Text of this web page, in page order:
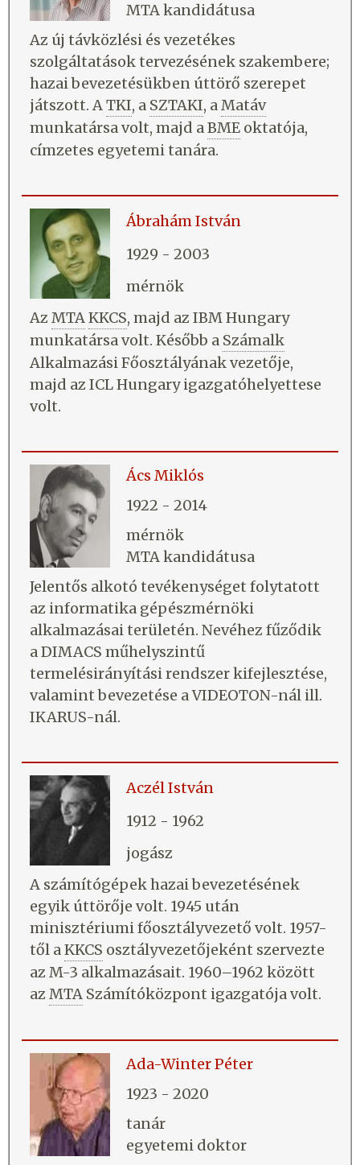
MTA kandidátusa
Az új távközlési és vezetékes
szolgáltatások tervezésének szakembere;
hazai bevezetésükben úttörő szerepet
játszott. ATKI, a SZTAKI, aMatáv
munkatársa volt, majd aBME oktatója,
címzetes egyetemi tanára.
Ábrahám István
1929 - 2003
mérnök
Az MTAKKCS, majd az IBM Hungary
munkatársa volt. Később a Számalk
Alkalmazási Főosztályának vezetője,
majd az ICL Hungary igazgatóhelyettese
volt.
Ács Miklós
1922 - 2014
mérnök
MTA kandidátusa
Jelentős alkotó tevékenységet folytatott
az informatika gépészmérnöki
alkalmazásai területén. Nevéhez fűződik
a DIMACS műhelyszintű
termelésirányítási rendszer kifejlesztése,
valamint bevezetése a VIDEOTON-nál ill.
IKARUS-nál.
Aczél István
1912 - 1962
jogász
A számítógépek hazai bevezetésének
egyik úttörője volt. 1945 után
minisztériumi főosztályvezető volt. 1957-
től aKKCS osztályvezetőjeként szervezte
az M-3 alkalmazásait. 1960–1962 között
az MTA Számítóközpont igazgatója volt.
Ada-Winter Péter
1923 - 2020
tanár
egyetemi doktor